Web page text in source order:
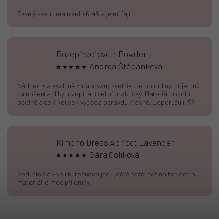
Skvělý svetr, mam vel.46-48 a je mi fajn
Rozepínací svetr Powder
Andrea Štěpánková
Nádherný a kvalitně zpracovaný svetřík. Je pohodlný, příjemný
na nošení a díky rozepínání velmi praktický. Materiál působí
odolně a celý kousek vypadá opravdu krásně. Doporučuji. 🤍
Kimono Dress Apricot Lavender
Sára Golíková
Sedí skvěle - ve skutečnosti jsou ještě hezčí než na fotkách a
materiál je moc příjemný.